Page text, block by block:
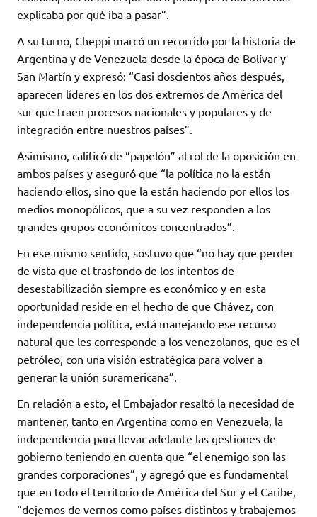
explicaba por qué iba a pasar”.
A su turno, Cheppi marcó un recorrido por la historia de
Argentina y de Venezuela desde la época de Bolívar y
San Martín y expresó: “Casi doscientos años después,
aparecen líderes en los dos extremos de América del
sur que traen procesos nacionales y populares y de
integración entre nuestros países”.
Asimismo, calificó de “papelón” al rol de la oposición en
ambos países y aseguró que “la política no la están
haciendo ellos, sino que la están haciendo por ellos los
medios monopólicos, que a su vez responden a los
grandes grupos económicos concentrados”.
En ese mismo sentido, sostuvo que “no hay que perder
de vista que el trasfondo de los intentos de
desestabilización siempre es económico y en esta
oportunidad reside en el hecho de que Chávez, con
independencia política, está manejando ese recurso
natural que les corresponde a los venezolanos, que es el
petróleo, con una visión estratégica para volver a
generar la unión suramericana”.
En relación a esto, el Embajador resaltó la necesidad de
mantener, tanto en Argentina como en Venezuela, la
independencia para llevar adelante las gestiones de
gobierno teniendo en cuenta que “el enemigo son las
grandes corporaciones”, y agregó que es fundamental
que en todo el territorio de América del Sur y el Caribe,
“dejemos de vernos como países distintos y trabajemos